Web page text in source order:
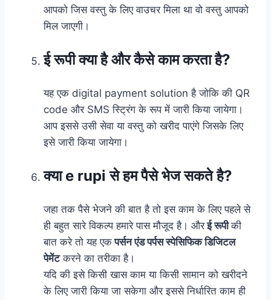
आपको जिस वस्तु के लिए वाउचर मिला था वो वस्तु आपको
मिल जाएगी।
ई रूपी क्या है और कैसे काम करता है?
यह एक digital payment solution है जोकि की QR
code और SMS स्ट्रिंग के रूप में जारी किया जायेगा।
आप इससे उसी सेवा या वस्तु को खरीद पाएंगे जिसके लिए
इसे जारी किया जायेगा।
क्या e rupi से हम पैसे भेज सकते है?
जहा तक पैसे भेजने की बात है तो इस काम के लिए पहले से
ही बहुत सारे विकल्प हमारे पास मौजूद है। औरई रूपीकी
बात करे तो यह एकपर्सन एंड पर्पस स्पेसिफिक डिजिटल
पेमेंटकरने का तरीका है।
यदि की इसे किसी खास काम या किसी सामान को खरीदने
के लिए जारी किया जा सकेगा और इससे निर्धारित काम ही